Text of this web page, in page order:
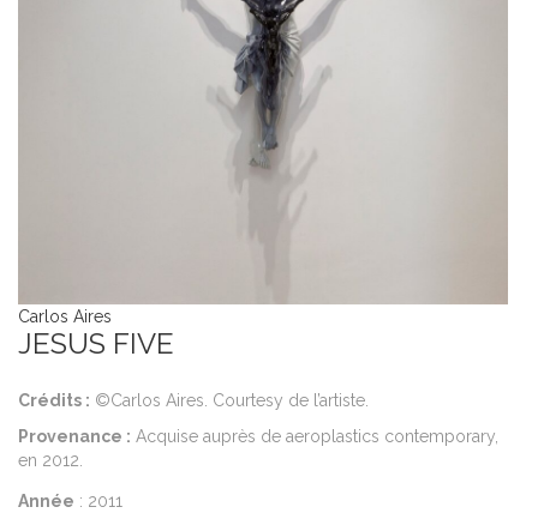
Carlos Aires
JESUS FIVE
Crédits : ©Carlos Aires. Courtesy de l’artiste.
Provenance : Acquise auprès de aeroplastics contemporary,
en 2012.
Année : 2011